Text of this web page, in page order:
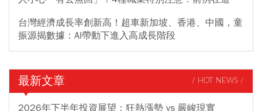
台灣經濟成長率創新高！超車新加坡、香港、中國，童
振源揭數據：AI帶動下進入高成長階段
最新文章 / HOT NEWS /
2026年下半年投資展望：狂熱漲勢 vs 嚴峻現實